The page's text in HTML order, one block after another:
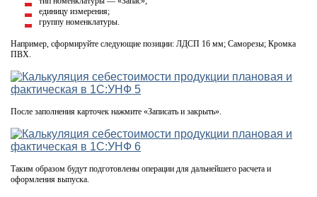
единицу измерения;
группу номенклатуры.
Например, сформируйте следующие позиции: ЛДСП 16 мм; Саморезы; Кромка
ПВХ.
После заполнения карточек нажмите «Записать и закрыть».
Таким образом будут подготовлены операции для дальнейшего расчета и
оформления выпуска.